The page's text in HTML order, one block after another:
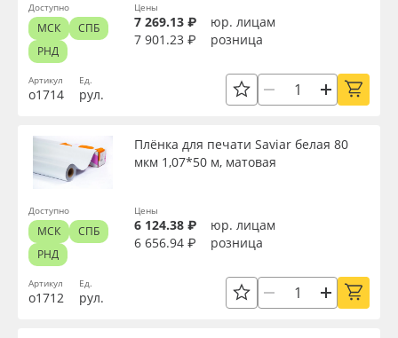
Артикул
о1714
Ед.
рул.
Цены
7 269.13 ₽
юр. лицам
7 901.23 ₽
розница
Доступно
МСК
СПБ
РНД
Артикул
о1712
Плёнка для печати Saviar белая 80
мкм 1,07*50 м, матовая
Ед.
рул.
Цены
6 124.38 ₽
юр. лицам
6 656.94 ₽
розница
Доступно
МСК
СПБ
РНД